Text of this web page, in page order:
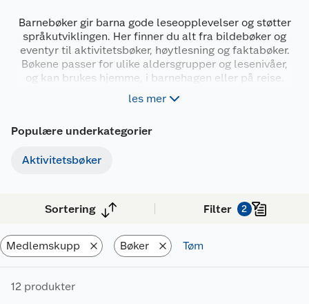
Barnebøker gir barna gode leseopplevelser og støtter
språkutviklingen. Her finner du alt fra bildebøker og
eventyr til aktivitetsbøker, høytlesning og faktabøker.
Bøkene passer for ulike aldersgrupper og lesenivåer,
og kan brukes hjemme, i barnehagen eller på reise.
Velg blant kjente figurer, lærerike temaer og
morsomme historier som engasjerer både små og litt
les mer
Populære underkategorier
Aktivitetsbøker
Sortering Filter 2
Medlemskupp Bøker Tøm
12 produkter